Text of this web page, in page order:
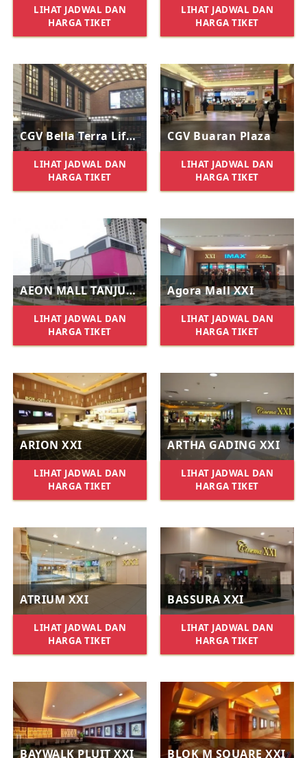
LIHAT JADWAL DAN
HARGA TIKET
LIHAT JADWAL DAN
HARGA TIKET
CGV Bella Terra Lifestyle Center
LIHAT JADWAL DAN
HARGA TIKET
CGV Buaran Plaza
LIHAT JADWAL DAN
HARGA TIKET
AEON MALL TANJUNG BARAT XXI
LIHAT JADWAL DAN
HARGA TIKET
Agora Mall XXI
LIHAT JADWAL DAN
HARGA TIKET
ARION XXI
LIHAT JADWAL DAN
HARGA TIKET
ARTHA GADING XXI
LIHAT JADWAL DAN
HARGA TIKET
ATRIUM XXI
LIHAT JADWAL DAN
HARGA TIKET
BASSURA XXI
LIHAT JADWAL DAN
HARGA TIKET
BAYWALK PLUIT XXI BLOK M SQUARE XXI